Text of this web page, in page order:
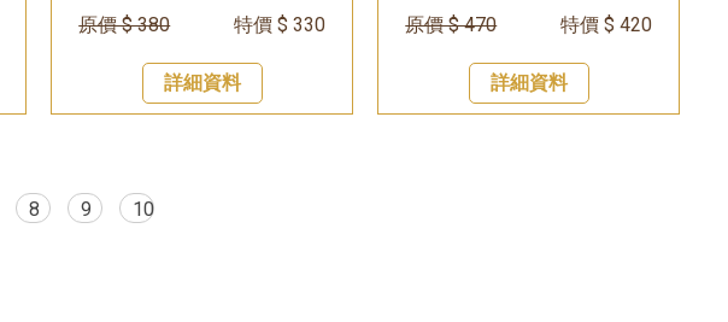
原價 $ 380 特價 $ 330
詳細資料
原價 $ 470 特價 $ 420
詳細資料
8 9 10